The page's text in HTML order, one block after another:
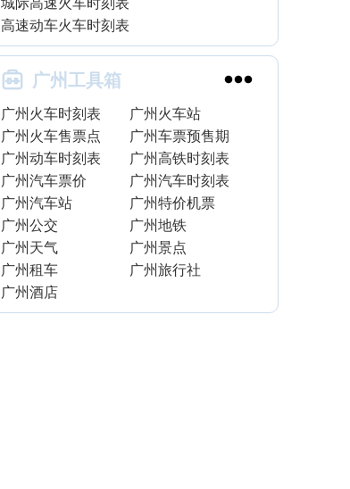
城际高速火车时刻表
高速动车火车时刻表
 广州工具箱 
广州火车时刻表
广州火车站
广州火车售票点
广州车票预售期
广州动车时刻表
广州高铁时刻表
广州汽车票价
广州汽车时刻表
广州汽车站
广州特价机票
广州公交
广州地铁
广州天气
广州景点
广州租车
广州旅行社
广州酒店